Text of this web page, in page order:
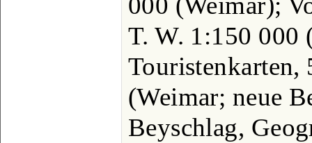
T. W. 1:150 000
Touristenkarten,
(Weimar; neue
Beyschlag,